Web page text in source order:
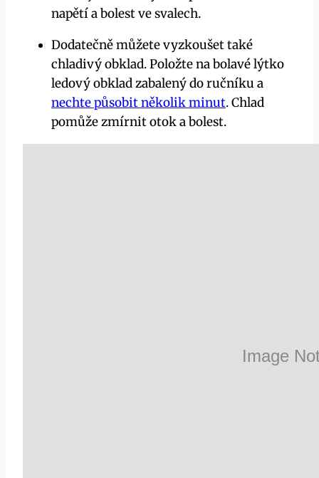
napětí a bolest ve svalech.
Dodatečně můžete​ vyzkoušet také
chladivý ‍obklad. Položte na bolavé lýtko
ledový obklad zabalený ‌do⁣ ručníku a
nechte působit několik minut. Chlad
pomůže zmírnit otok a bolest.